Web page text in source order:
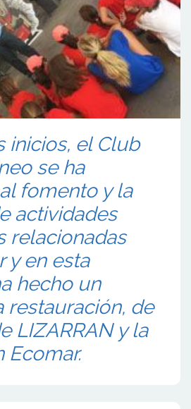
inicios, el Club
se ha
fomento y la
actividades
relacionadas
y en esta
hecho un
restauración, de
LIZARRAN y la
Ecomar.